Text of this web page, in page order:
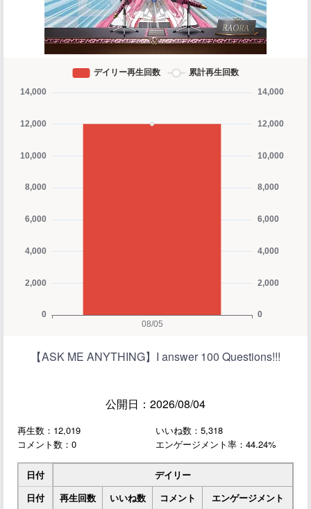
【ASK ME ANYTHING】I answer 100 Questions!!!
公開日：2026/08/04
再生数：12,019
いいね数：5,318
コメント数：0
エンゲージメント率：44.24%
日付
デイリー
日付
再生回数 いいね数 コメント
エンゲージメント